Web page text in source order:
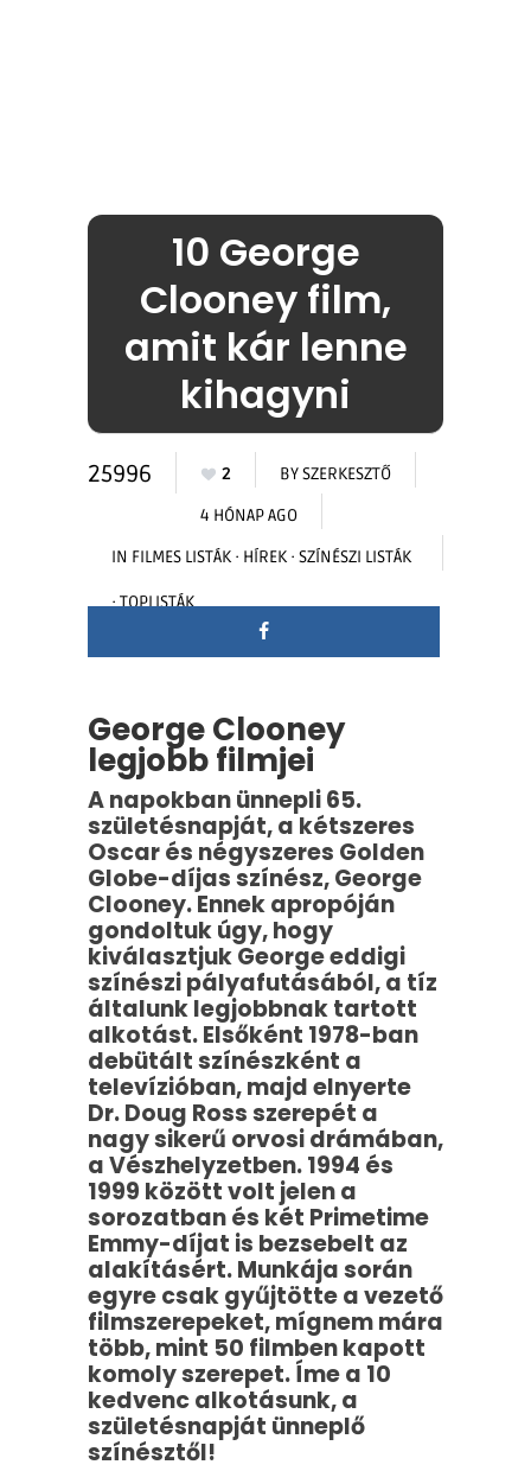
10 George
Clooney film,
amit kár lenne
kihagyni
25996 2 BYSZERKESZTŐ
4 HÓNAP AGO
IN FILMES LISTÁK · HÍREK · SZÍNÉSZI LISTÁK
·TOPLISTÁK
George Clooney
legjobb filmjei
A napokban ünnepli 65.
születésnapját, a kétszeres
Oscar és négyszeres Golden
Globe-díjas színész, George
Clooney. Ennek apropóján
gondoltuk úgy, hogy
kiválasztjuk George eddigi
színészi pályafutásából, a tíz
általunk legjobbnak tartott
alkotást.Elsőként 1978-ban
debütált színészként a
televízióban, majd elnyerte
Dr. Doug Ross szerepét a
nagy sikerű orvosi drámában,
a Vészhelyzetben. 1994 és
1999 között volt jelen a
sorozatban és két Primetime
Emmy-díjat is bezsebelt az
alakításért. Munkája során
egyre csak gyűjtötte a vezető
filmszerepeket, mígnem mára
több, mint 50 filmben kapott
komoly szerepet. Íme a 10
kedvenc alkotásunk, a
születésnapját ünneplő
színésztől!